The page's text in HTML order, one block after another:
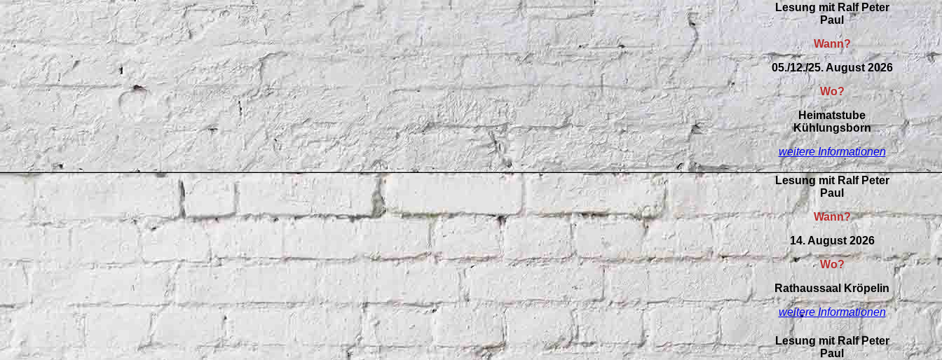
Lesung mit Ralf Peter
Paul
Wann?
05./12./25. August 2026
Wo?
Heimatstube
Kühlungsborn
weitere Informationen
Lesung mit Ralf Peter
Paul
Wann?
14. August 2026
Wo?
Rathaussaal Kröpelin
weitere Informationen
Lesung mit Ralf Peter
Paul